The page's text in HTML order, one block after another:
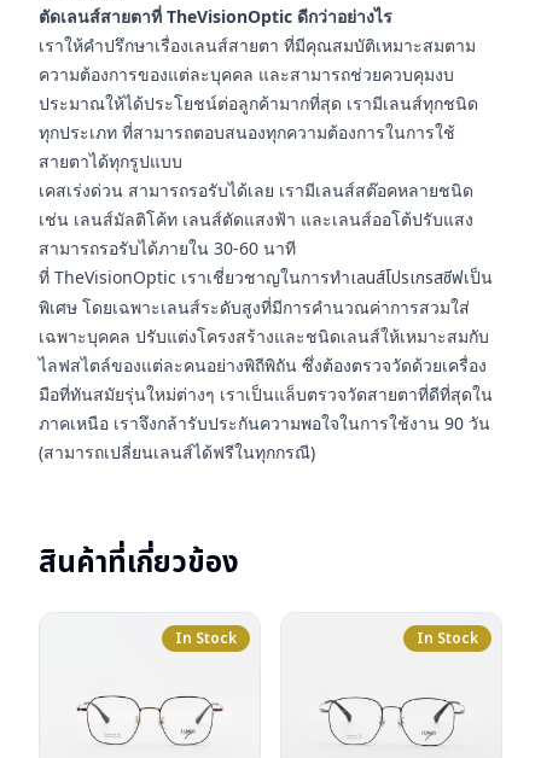
ตัดเลนส์สายตาที่ TheVisionOptic ดีกว่าอย่างไร
เราให้คำปรึกษาเรื่องเลนส์สายตา ที่มีคุณสมบัติเหมาะสมตาม
ความต้องการของแต่ละบุคคล และสามารถช่วยควบคุมงบ
ประมาณให้ได้ประโยชน์ต่อลูกค้ามากที่สุด เรามีเลนส์ทุกชนิด
ทุกประเภท ที่สามารถตอบสนองทุกความต้องการในการใช้
สายตาได้ทุกรูปแบบ
เคสเร่งด่วน สามารถรอรับได้เลย เรามีเลนส์สต๊อคหลายชนิด
เช่น เลนส์มัลติโค้ท เลนส์ตัดแสงฟ้า และเลนส์ออโต้ปรับแสง
สามารถรอรับได้ภายใน 30-60 นาที
ที่ TheVisionOptic เราเชี่ยวชาญในการทำเลนส์โปรเกรสซีฟเป็น
พิเศษ โดยเฉพาะเลนส์ระดับสูงที่มีการคำนวณค่าการสวมใส่
เฉพาะบุคคล ปรับแต่งโครงสร้างและชนิดเลนส์ให้เหมาะสมกับ
ไลฟสไตล์ของแต่ละคนอย่างพิถีพิถัน ซึ่งต้องตรวจวัดด้วยเครื่อง
มือที่ทันสมัยรุ่นใหม่ต่างๆ เราเป็นแล็บตรวจวัดสายตาที่ดีที่สุดใน
ภาคเหนือ เราจึงกล้ารับประกันความพอใจในการใช้งาน 90 วัน
(สามารถเปลี่ยนเลนส์ได้ฟรีในทุกกรณี)
สินค้าที่เกี่ยวข้อง
In Stock In Stock